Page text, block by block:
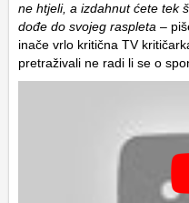
ne htjeli, a izdahnut ćete tek
dođe do svojeg raspleta –
inače vrlo kritična TV
pretraživali ne radi li se o